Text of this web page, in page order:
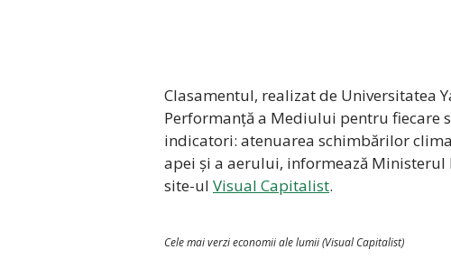
Clasamentul, realizat de Universitatea
Performanță a Mediului pentru fiecare
indicatori: atenuarea schimbărilor
apei și a aerului, informează
site-ul Visual Capitalist.
Cele mai verzi economii ale lumii (Visual Capitalist)